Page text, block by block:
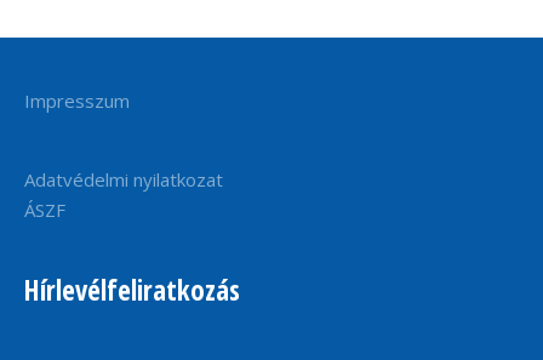
Impresszum
Adatvédelmi nyilatkozat
ÁSZF
Hírlevélfeliratkozás